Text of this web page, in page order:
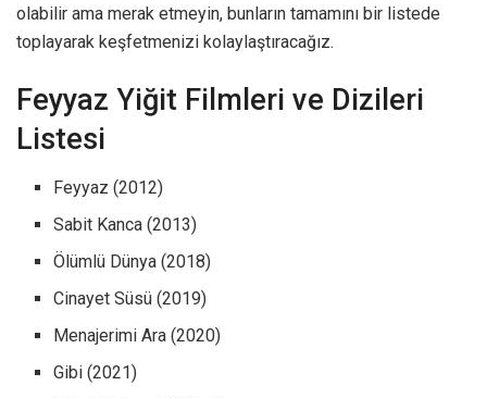
olabilir ama merak etmeyin, bunların tamamını bir listede
toplayarak keşfetmenizi kolaylaştıracağız.
Feyyaz Yiğit Filmleri ve Dizileri
Listesi
Feyyaz (2012)
Sabit Kanca (2013)
Ölümlü Dünya (2018)
Cinayet Süsü (2019)
Menajerimi Ara (2020)
Gibi (2021)